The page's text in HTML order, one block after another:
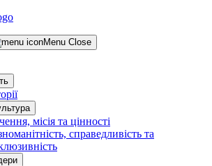
Menu Close
місія та цінності
справедливість та